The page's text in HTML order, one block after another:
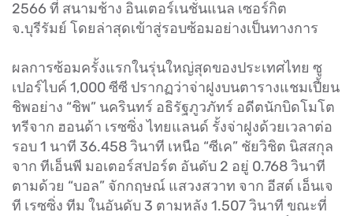
2566 ที่ สนามช้าง อินเตอร์เนชั่นแนล เซอร์กิต
จ.บุรีรัมย์ โดยล่าสุดเข้าสู่รอบซ้อมอย่างเป็นทางการ
ผลการซ้อมครั้งแรกในรุ่นใหญ่สุดของประเทศไทย ซู
เปอร์ไบค์ 1,000 ซีซี ปรากฏว่าจ่าฝูงบนตารางแชมเปี้ยน
ชิพอย่าง “ชิพ” นครินทร์ อธิรัฐภูวภัทร์ อดีตนักบิดโมโต
ทรีจาก ฮอนด้า เรซซิ่ง ไทยแลนด์ รั้งจ่าฝูงด้วยเวลาต่อ
รอบ 1 นาที 36.458 วินาที เหนือ “ซีเค” ชัยวิชิต นิสสกุล
จาก ทีเอ็นพี มอเตอร์สปอร์ต อันดับ 2 อยู่ 0.768 วินาที
ตามด้วย “บอล” จักกฤษณ์ แสวงสวาท จาก อีสต์ เอ็นเจ
ที เรซซิ่ง ทีม ในอันดับ 3 ตามหลัง 1.507 วินาที ขณะที่